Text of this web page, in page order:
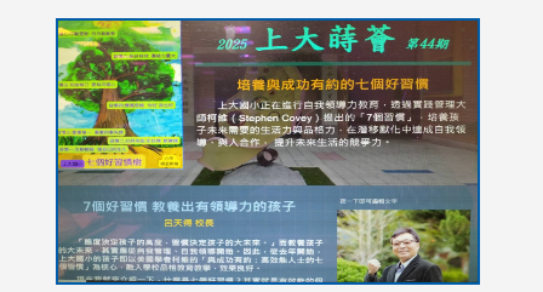
link
to
https://drive.google.com/file/d/1I-
YfDQppRvyMk686kIw6SBbssEIZ6WnT/view?
usp=sharing
link
to
https://sites.google.com/stes.tyc.edu.tw/